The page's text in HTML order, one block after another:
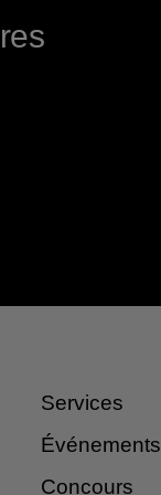
Services
Événements
Concours